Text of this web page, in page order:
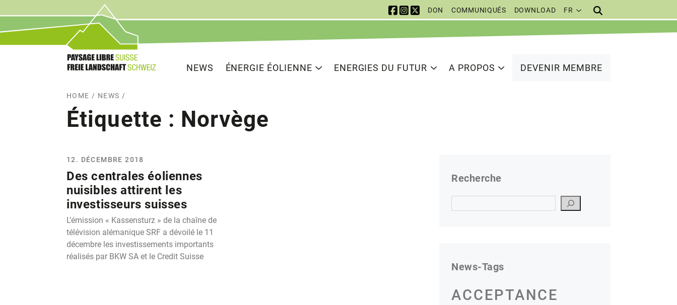
Service Navigation DON COMMUNIQUÉS DOWNLOAD FR
NEWS ÉNERGIE ÉOLIENNE ENERGIES DU FUTUR A PROPOS DEVENIR MEMBRE
HOME / NEWS /
Étiquette : Norvège
12. DÉCEMBRE 2018
Des centrales éoliennes
nuisibles attirent les
investisseurs suisses
L’émission « Kassensturz » de la chaîne de
télévision alémanique SRF a dévoilé le 11
décembre les investissements importants
réalisés par BKW SA et le Credit Suisse
Recherche
News-Tags
ACCEPTANCE